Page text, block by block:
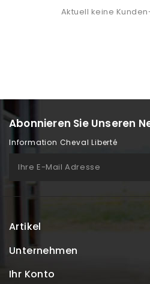
Aktuell keine
Abonnieren Sie Unseren
Information Cheval Liberté
Artikel
Unternehmen
Ihr Konto